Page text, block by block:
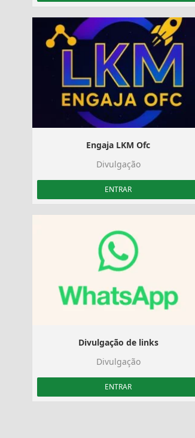
Engaja LKM Ofc
Divulgação
ENTRAR
Divulgação de links
Divulgação
ENTRAR